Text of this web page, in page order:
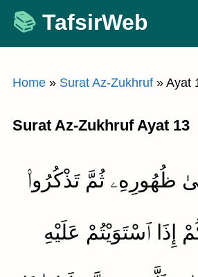
Skip
content
TafsirWeb
Home » Surat Az-Zukhruf » Ayat
Surat Az-Zukhruf Ayat 13
ظُهُورِهِۦ ثُمَّ تَذْكُرُوا۟
إِذَا ٱسْتَوَيْتُمْ عَلَيْهِ